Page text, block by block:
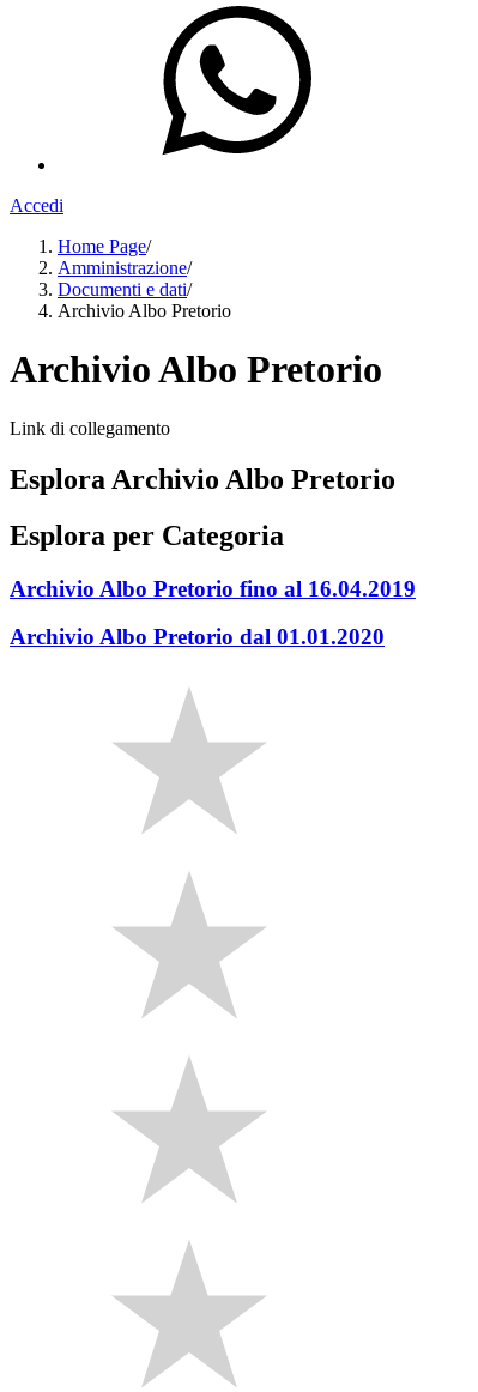
Accedi
Home Page/
Amministrazione/
Documenti e dati/
Archivio Albo Pretorio
Archivio Albo Pretorio
Link di collegamento
Esplora Archivio Albo Pretorio
Esplora per Categoria
Archivio Albo Pretorio fino al 16.04.2019
Archivio Albo Pretorio dal 01.01.2020